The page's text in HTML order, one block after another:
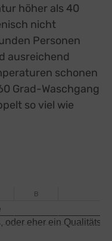
höher als 40
nicht
Personen
ausreichend
schonen
Grad-Waschgang
so viel wie